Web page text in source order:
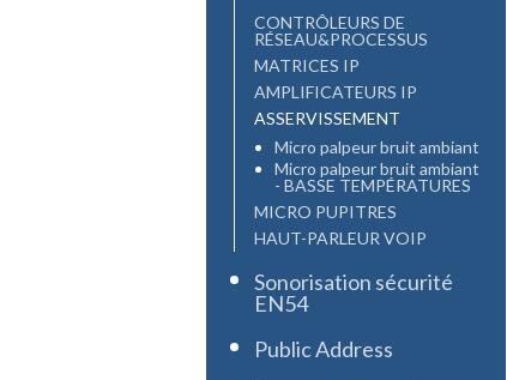
CONTRÔLEURS DE
RÉSEAU&PROCESSUS
MATRICES IP
AMPLIFICATEURS IP
ASSERVISSEMENT
Micro palpeur bruit ambiant
Micro palpeur bruit ambiant
- BASSE TEMPÉRATURES
MICRO PUPITRES
HAUT-PARLEUR VOIP
Sonorisation sécurité
EN54
Public Address